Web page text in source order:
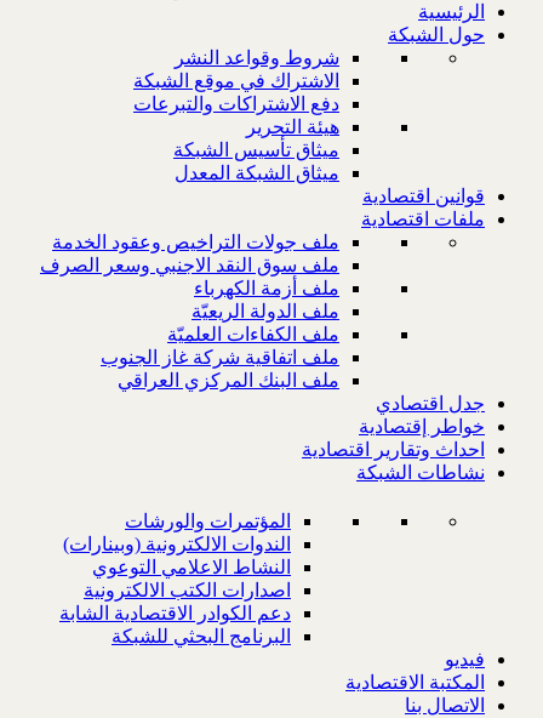
الرئيسية
حول الشبكة
شروط وقواعد النشر
الاشتراك في موقع الشبكة
دفع الاشتراكات والتبرعات
هيئة التحرير
ميثاق تأسيس الشبكة
ميثاق الشبكة المعدل
قوانين اقتصادية
ملفات اقتصادية
ملف جولات التراخيص وعقود الخدمة
ملف سوق النقد الاجنبي وسعر الصرف
ملف أزمة الكهرباء
ملف الدولة الريعيّة
ملف الكفاءات العلميّة
ملف اتفاقية شركة غاز الجنوب
ملف البنك المركزي العراقي
جدل اقتصادي
خواطر إقتصادية
احداث وتقارير اقتصادية
نشاطات الشبكة
المؤتمرات والورشات
الندوات الالكترونية (وبينارات)
النشاط الاعلامي التوعوي
اصدارات الكتب الالكترونية
دعم الكوادر الاقتصادية الشابة
البرنامج البحثي للشبكة
فيديو
المكتبة الاقتصادية
الاتصال بنا